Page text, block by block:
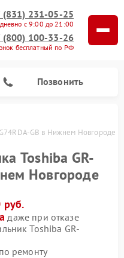
(831) 231-05-25
с 9:00 до 21:00
(800) 100-33-26
бесплатный по РФ
Позвонить
GB в Нижнем Новгороде
Toshiba GR-
Новгороде
руб.
даже при отказе
Toshiba GR-
ремонту